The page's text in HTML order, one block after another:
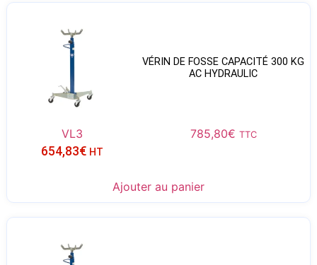
VÉRIN DE FOSSE CAPACITÉ 300 KG
AC HYDRAULIC
VL3 785,80€ TTC
654,83€ HT
Ajouter au panier